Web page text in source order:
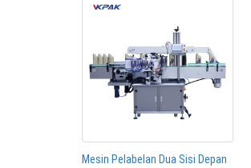
Mesin Pelabelan Dua Sisi Depan